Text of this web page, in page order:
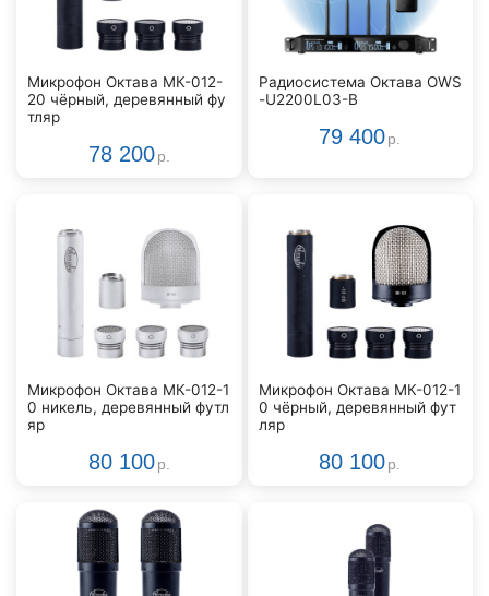
Микрофон Октава МК-012-
20 чёрный, деревянный фу
тляр
78 200 р.
Радиосистема Октава OWS
-U2200L03-B
79 400 р.
Микрофон Октава МК-012-1
0 никель, деревянный футл
яр
80 100 р.
Микрофон Октава МК-012-1
0 чёрный, деревянный фут
ляр
80 100 р.